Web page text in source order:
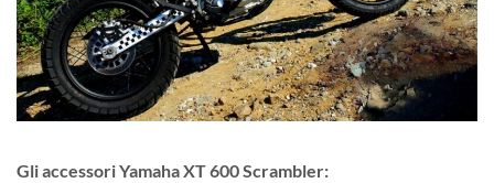
Gli accessori Yamaha XT 600 Scrambler: